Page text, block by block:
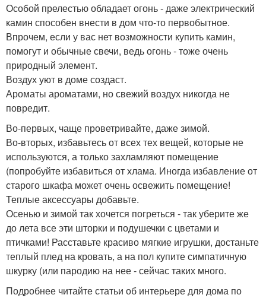
Особой прелестью обладает огонь - даже электрический
камин способен внести в дом что-то первобытное.
Впрочем, если у вас нет возможности купить камин,
помогут и обычные свечи, ведь огонь - тоже очень
природный элемент.
Воздух уют в доме создаст.
Ароматы ароматами, но свежий воздух никогда не
повредит.
Во-первых, чаще проветривайте, даже зимой.
Во-вторых, избавьтесь от всех тех вещей, которые не
используются, а только захламляют помещение
(попробуйте избавиться от хлама. Иногда избавление от
старого шкафа может очень освежить помещение!
Теплые аксессуары добавьте.
Осенью и зимой так хочется погреться - так уберите же
до лета все эти шторки и подушечки с цветами и
птичками! Расставьте красиво мягкие игрушки, достаньте
теплый плед на кровать, а на пол купите симпатичную
шкурку (или пародию на нее - сейчас таких много.
Подробнее читайте статьи об интерьере для дома по